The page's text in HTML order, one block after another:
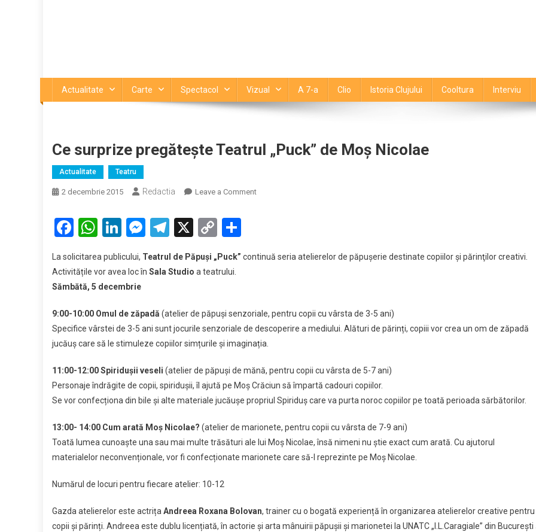
Actualitate Carte Spectacol Vizual A 7-a Clio Istoria Clujului Cooltura Interviu
Ce surprize pregătește Teatrul „Puck” de Moș Nicolae
Actualitate Teatru
2 decembrie 2015 Redactia Leave a Commenton
„Puck”
Facebook
WhatsApp
LinkedIn
Messenger
Telegram
X
Copy
La solicitarea publicului, Teatrul de Păpuşi „Puck” continuă seria atelierelor de păpușerie destinate copiilor şi părinţilor creativi.
Activitățile vor avea loc în Sala Studio a teatrului.
Sămbătă, 5 decembrie
9:00-10:00 Omul de zăpadă (atelier de păpuși senzoriale, pentru copii cu vârsta de 3-5 ani)
Specifice vârstei de 3-5 ani sunt jocurile senzoriale de descoperire a mediului. Alături de părinți, copiii vor crea un om de zăpadă
jucăuș care să le stimuleze copiilor simțurile și imaginația.
11:00-12:00 Spiridușii veseli (atelier de păpuși de mănă, pentru copii cu vârsta de 5-7 ani)
Personaje îndrăgite de copii, spiridușii, îl ajută pe Moș Crăciun să împartă cadouri copiilor.
Se vor confecționa din bile și alte materiale jucăușe propriul Spiriduș care va purta noroc copiilor pe toată perioada sărbătorilor.
13:00- 14:00 Cum arată Moș Nicolae? (atelier de marionete, pentru copii cu vârsta de 7-9 ani)
Toată lumea cunoaște una sau mai multe trăsături ale lui Moș Nicolae, însă nimeni nu știe exact cum arată. Cu ajutorul
materialelor neconvenționale, vor fi confecționate marionete care să-l reprezinte pe Moș Nicolae.
Numărul de locuri pentru fiecare atelier: 10-12
Gazda atelierelor este actrița Andreea Roxana Bolovan, trainer cu o bogată experiență în organizarea atelierelor creative pentru
copii și părinți. Andreea este dublu licențiată, în actorie și arta mânuirii păpușii și marionetei la UNATC „I.L.Caragiale” din București